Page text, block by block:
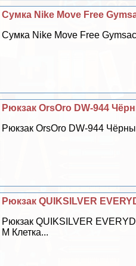
Сумка Nike Move Free
Сумка Nike Move Free
Рюкзак OrsOro DW-944
Рюкзак OrsOro DW-944
Рюкзак QUIKSILVER
Рюкзак QUIKSILVER
M Клетка...